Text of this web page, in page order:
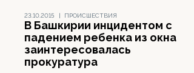
23.10.2015 | ПРОИСШЕСТВИЯ
В Башкирии инцидентом с
падением ребенка из окна
заинтересовалась
прокуратура